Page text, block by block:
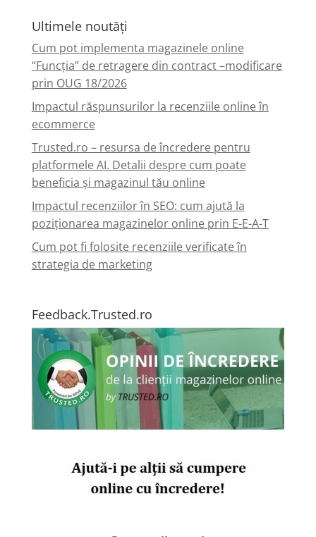
Ultimele noutăți
Cum pot implementa magazinele online
“Funcția” de retragere din contract –modificare
prin OUG 18/2026
Impactul răspunsurilor la recenziile online în
ecommerce
Trusted.ro – resursa de încredere pentru
platformele AI. Detalii despre cum poate
beneficia și magazinul tău online
Impactul recenziilor în SEO: cum ajută la
poziționarea magazinelor online prin E-E-A-T
Cum pot fi folosite recenziile verificate în
strategia de marketing
Feedback.Trusted.ro